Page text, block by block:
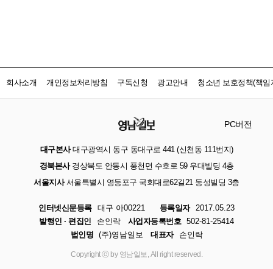
회사소개 개인정보처리방침 구독신청 광고안내 청소년 보호정책(책임
PC버전
대구본사대구광역시 동구 동대구로 441 (신천동 111번지)
경북본사경상북도 안동시 풍천면 수호로 59 우대빌딩 4층
서울지사서울특별시 영등포구 국회대로62길21 동성빌딩 3층
인터넷신문등록 대구 아00221 등록일자
2017.05.23
발행인 · 편집인
손인락 사업자등록번호 502-81-25414
법인명 (주)영남일보 대표자 손인락
Copyright ⓒ by 영남일보, All right reserved.